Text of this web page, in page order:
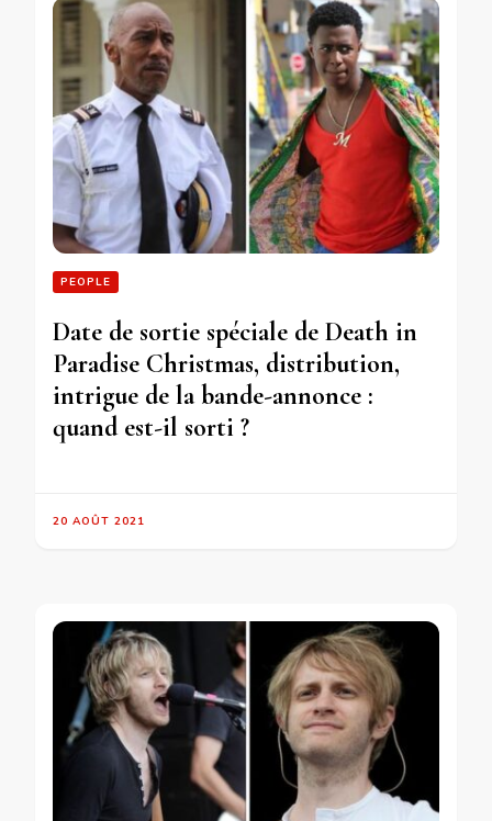
PEOPLE
Date de sortie spéciale de Death in
Paradise Christmas, distribution,
intrigue de la bande-annonce :
quand est-il sorti ?
20 AOÛT 2021